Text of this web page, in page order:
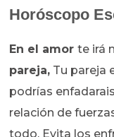
Horóscopo
En el amorte irá
pareja, Tu pareja
podrías
relación de
todo. Evita los